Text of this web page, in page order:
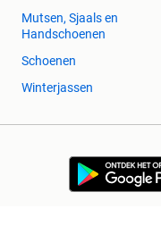
Mutsen, Sjaals en
Handschoenen
Schoenen
Winterjassen